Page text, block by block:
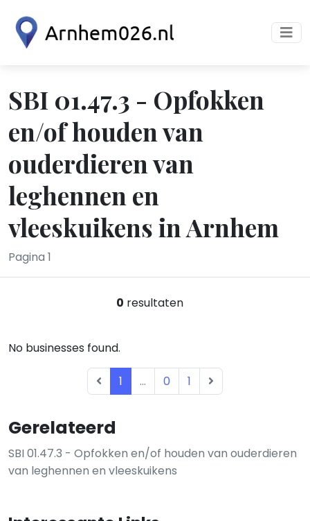
SBI 01.47.3 - Opfokken
en/of houden van
ouderdieren van
leghennen en
vleeskuikens in Arnhem
Pagina 1
Gerelateerd
SBI 01.47.3 - Opfokken en/of houden van ouderdieren
van leghennen en vleeskuikens
0 resultaten
No businesses found.
1 ... 0 1